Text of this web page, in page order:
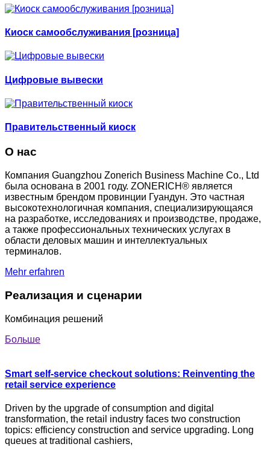
Киоск самообслуживания [розница]
Цифровые вывески
Правительственный киоск
О нас
Компания Guangzhou Zonerich Business Machine Co., Ltd
была основана в 2001 году. ZONERICH® является
известным брендом провинции Гуандун. Это частная
высокотехнологичная компания, специализирующаяся
на разработке, исследованиях и производстве, продаже,
а также профессиональных технических услугах в
области деловых машин и интеллектуальных
терминалов.
Mehr erfahren
Реализация и сценарии
Комбинация решений
Больше
Smart self-service checkout solutions: Reinventing the
retail service experience
Driven by the upgrade of consumption and digital
transformation, the retail industry faces two construction
topics: efficiency construction and service upgrading. Long
queues at traditional cashiers,